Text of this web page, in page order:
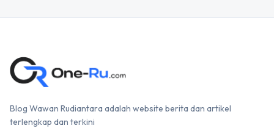
Blog Wawan Rudiantara adalah website berita dan artikel
terlengkap dan terkini